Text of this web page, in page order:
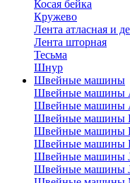
Косая бейка
Кружево
Лента aтласная и
Лента шторная
Тесьма
Шнур
Швейные машины
Швейные машины
Швейные машины
Швейные машины
Швейные машины
Швейные машины
Швейные машины
Швейные машины